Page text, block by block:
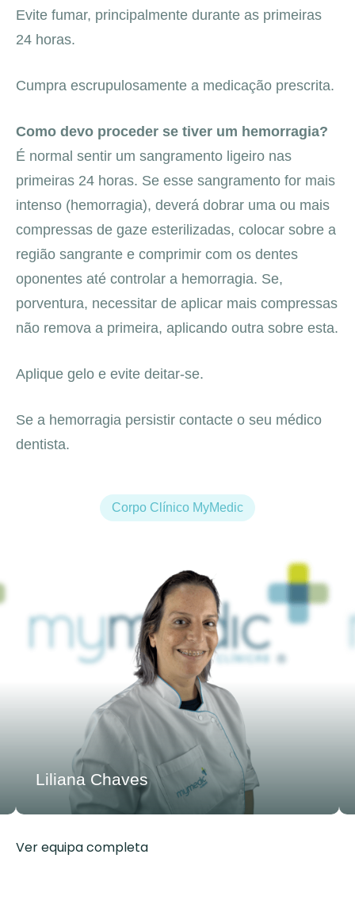
Evite fumar, principalmente durante as primeiras
24 horas.
Cumpra escrupulosamente a medicação prescrita.
Como devo proceder se tiver um hemorragia?
É normal sentir um sangramento ligeiro nas
primeiras 24 horas. Se esse sangramento for mais
intenso (hemorragia), deverá dobrar uma ou mais
compressas de gaze esterilizadas, colocar sobre a
região sangrante e comprimir com os dentes
oponentes até controlar a hemorragia. Se,
porventura, necessitar de aplicar mais compressas
não remova a primeira, aplicando outra sobre esta.
Aplique gelo e evite deitar-se.
Se a hemorragia persistir contacte o seu médico
dentista.
Corpo Clínico MyMedic
Liliana Chaves
Ver equipa completa